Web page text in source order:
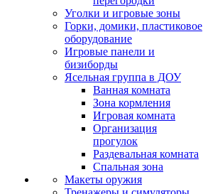
Уголки и игровые зоны
Горки, домики, пластиковое
оборудование
Игровые панели и
бизиборды
Ясельная группа в ДОУ
Ванная комната
Зона кормления
Игровая комната
Организация
прогулок
Раздевальная комната
Спальная зона
Макеты оружия